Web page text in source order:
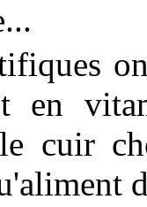
en
cuir